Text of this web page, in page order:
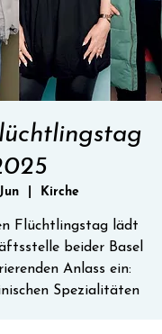
  |
Kirche
Flüchtlingstag lädt
beider Basel
Anlass ein:
Spezialitäten